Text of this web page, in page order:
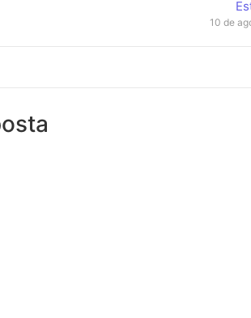
10 de